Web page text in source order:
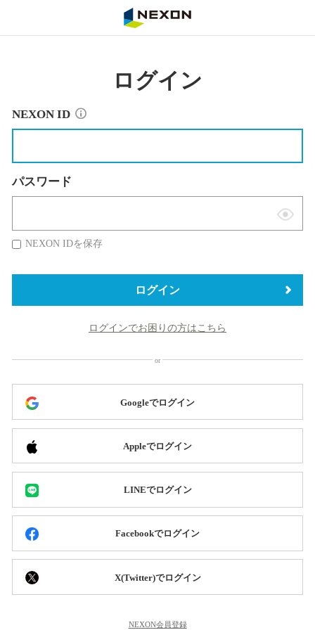
ログイン
NEXON ID
パスワード
表
替
NEXON IDを保存
ログイン
ログインでお困りの方はこちら
Googleでログイン
Appleでログイン
LINEでログイン
Facebookでログイン
X(Twitter)でログイン
NEXON会員登録